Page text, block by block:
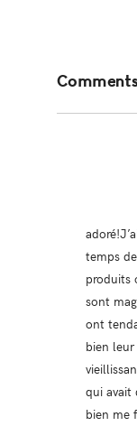
temps
produits
sont
ont
bien
qui avait
bien me